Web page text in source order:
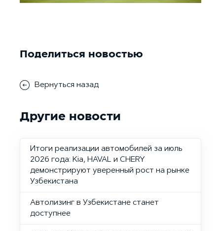
Поделиться новостью
Вернуться назад
Другие новости
Итоги реализации автомобилей за июль
2026 года: Kia, HAVAL и CHERY
демонстрируют уверенный рост на рынке
Узбекистана
Автолизинг в Узбекистане станет
доступнее